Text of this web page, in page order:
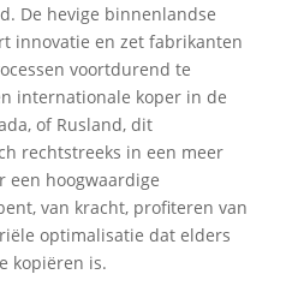
De hevige binnenlandse
innovatie en zet fabrikanten
voortdurend te
internationale koper in de
of Rusland, dit
rechtstreeks in een meer
een hoogwaardige
van kracht, profiteren van
optimalisatie dat elders
kopiëren is.